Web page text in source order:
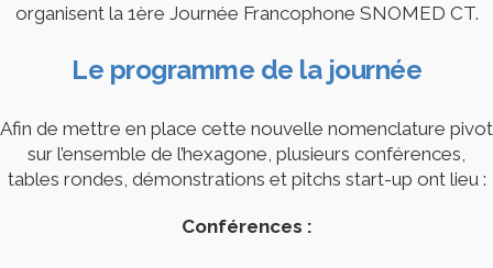
organisent la 1ère Journée Francophone SNOMED CT.
Le programme de la journée
Afin de mettre en place cette nouvelle nomenclature pivot
sur l’ensemble de l’hexagone, plusieurs conférences,
tables rondes, démonstrations et pitchs start-up ont lieu :
Conférences :